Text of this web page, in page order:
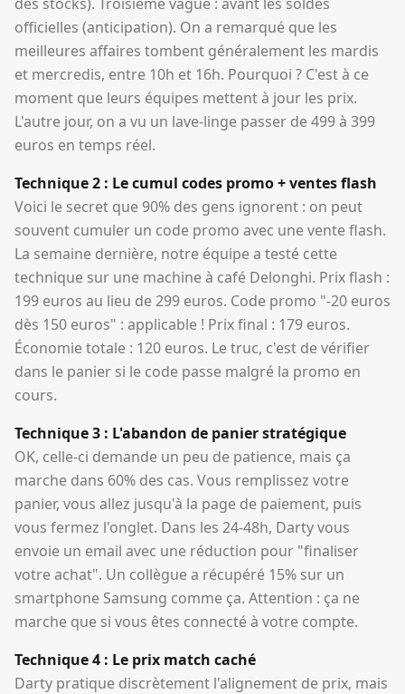
officielles (anticipation). On a remarqué que les
meilleures affaires tombent généralement les mardis
et mercredis, entre 10h et 16h. Pourquoi ? C'est à ce
moment que leurs équipes mettent à jour les prix.
L'autre jour, on a vu un lave-linge passer de 499 à 399
euros en temps réel.
Technique 2 : Le cumul codes promo + ventes flash
Voici le secret que 90% des gens ignorent : on peut
souvent cumuler un code promo avec une vente flash.
La semaine dernière, notre équipe a testé cette
technique sur une machine à café Delonghi. Prix flash :
199 euros au lieu de 299 euros. Code promo "-20 euros
dès 150 euros" : applicable ! Prix final : 179 euros.
Économie totale : 120 euros. Le truc, c'est de vérifier
dans le panier si le code passe malgré la promo en
cours.
Technique 3 : L'abandon de panier stratégique
OK, celle-ci demande un peu de patience, mais ça
marche dans 60% des cas. Vous remplissez votre
panier, vous allez jusqu'à la page de paiement, puis
vous fermez l'onglet. Dans les 24-48h, Darty vous
envoie un email avec une réduction pour "finaliser
votre achat". Un collègue a récupéré 15% sur un
smartphone Samsung comme ça. Attention : ça ne
marche que si vous êtes connecté à votre compte.
Technique 4 : Le prix match caché
Darty pratique discrètement l'alignement de prix, mais